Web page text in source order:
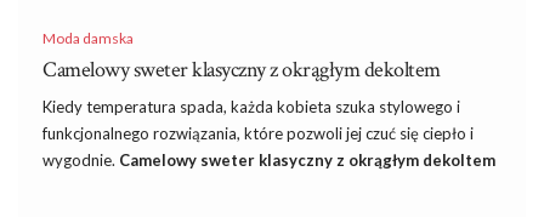
Moda damska
Camelowy sweter klasyczny z okrągłym dekoltem
Kiedy temperatura spada, każda kobieta szuka stylowego i
funkcjonalnego rozwiązania, które pozwoli jej czuć się ciepło i
wygodnie. Camelowy sweter klasyczny z okrągłym dekoltem